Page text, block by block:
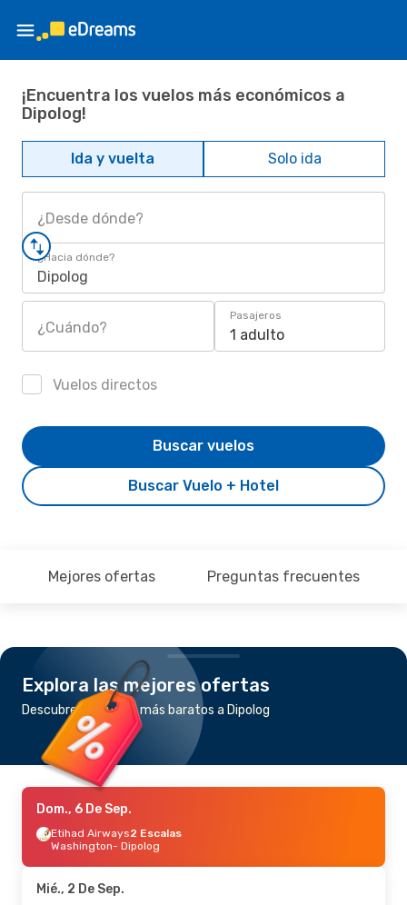
¡Encuentra los vuelos más económicos a
Dipolog!
Ida y vuelta Solo ida
¿Desde dónde?
¿Hacia dónde?
Dipolog
¿Cuándo?
Pasajeros
1 adulto
Vuelos directos
Buscar Vuelo + Hotel
Buscar vuelos
Mejores ofertas Preguntas frecuentes
Explora las mejores ofertas
Descubre los vuelos más baratos a Dipolog
Dom., 6 De Sep.
Etihad Airways2 Escalas
Washington- Dipolog
Mié., 2 De Sep.